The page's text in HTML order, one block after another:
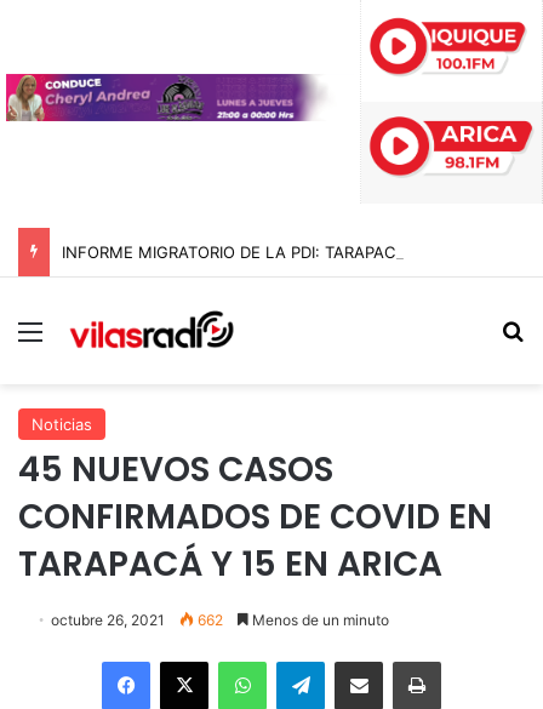
Menú
Noticias
45 NUEVOS CASOS
CONFIRMADOS DE COVID EN
TARAPACÁ Y 15 EN ARICA
octubre 26, 2021 662 Menos de un minuto
Facebook
X WhatsAppTelegramEnviar vía email Imprimir